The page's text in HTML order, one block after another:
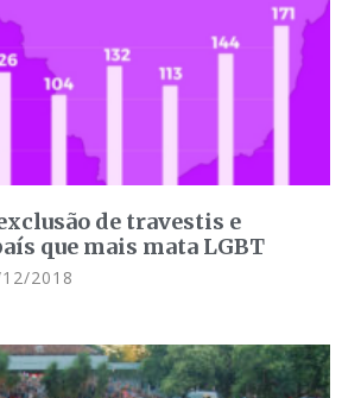
de travestis e
que mais mata LGBT
2018